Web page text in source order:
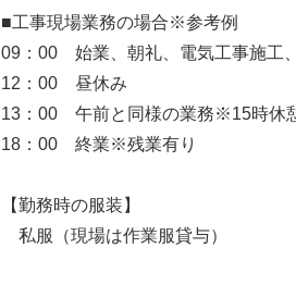
■工事現場業務の場合※参考例
09：00 始業、朝礼、電気工事施工
12：00 昼休み
13：00 午前と同様の業務※15時休
18：00 終業※残業有り
【勤務時の服装】
私服（現場は作業服貸与）